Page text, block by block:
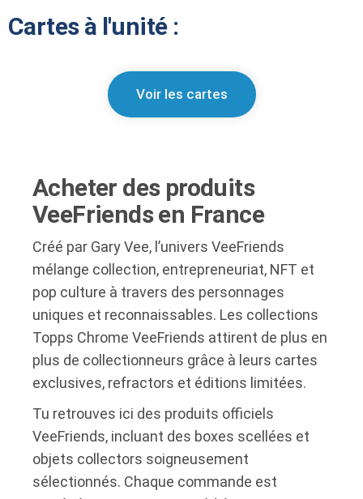
Cartes à l'unité :
Voir les cartes
Acheter des produits
VeeFriends en France
Créé par Gary Vee, l’univers VeeFriends
mélange collection, entrepreneuriat, NFT et
pop culture à travers des personnages
uniques et reconnaissables. Les collections
Topps Chrome VeeFriends attirent de plus en
plus de collectionneurs grâce à leurs cartes
exclusives, refractors et éditions limitées.
Tu retrouves ici des produits officiels
VeeFriends, incluant des boxes scellées et
objets collectors soigneusement
sélectionnés. Chaque commande est